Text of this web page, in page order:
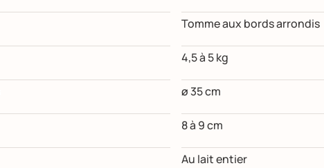
Tomme aux bords arrondis
4,5 à 5 kg
ø 35 cm
8 à 9 cm
Au lait entier